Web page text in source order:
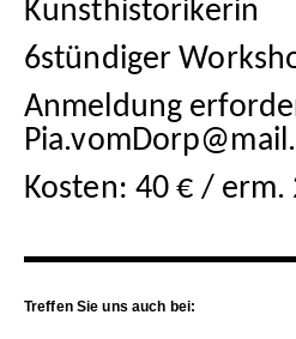
Kunsthistorikerin
6stündiger
Anmeldung
Kosten: 40 € / erm.
Treffen Sie uns auch bei: